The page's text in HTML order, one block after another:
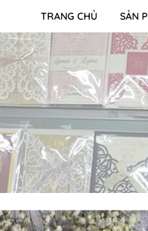
TRANG CHỦ SẢN